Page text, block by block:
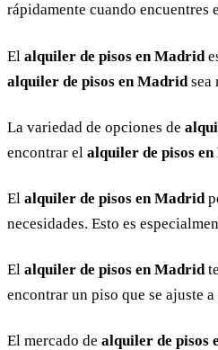
rápidamente cuando encuentres
El alquiler de pisos en Madrid
alquiler de pisos en Madrid sea
La variedad de opciones de
encontrar el alquiler de pisos
El alquiler de pisos en Madrid
necesidades. Esto es
El alquiler de pisos en Madrid
encontrar un piso que se ajuste
El mercado de alquiler de pisos